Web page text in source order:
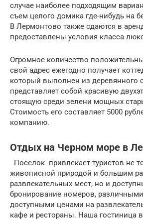
случае наиболее подходящим
съем целого домика где-нибудь на
В Лермонтово также сдаются в
предоставлены условия класса
Огромное количество
свой адрес ежегодно получает
который выполнен из деревянного
представляет собой красивую
стоящую среди зелени мощных
Стоимость его составляет 5000
компанию.
Отдых на Черном море в
Поселок привлекает туристов не
живописной природой и большим
развлекательных мест, но и
бронирование номеров,
доступными ценами на
кафе и рестораны. Наша гостиница